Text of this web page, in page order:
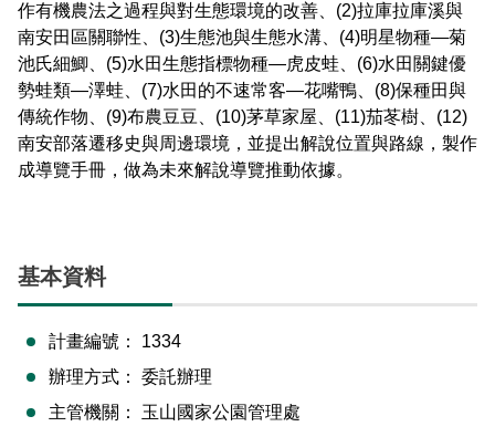
作有機農法之過程與對生態環境的改善、(2)拉庫拉庫溪與
南安田區關聯性、(3)生態池與生態水溝、(4)明星物種—菊
池氏細鯽、(5)水田生態指標物種—虎皮蛙、(6)水田關鍵優
勢蛙類—澤蛙、(7)水田的不速常客—花嘴鴨、(8)保種田與
傳統作物、(9)布農豆豆、(10)茅草家屋、(11)茄苳樹、(12)
南安部落遷移史與周邊環境，並提出解說位置與路線，製作
成導覽手冊，做為未來解說導覽推動依據。
基本資料
計畫編號：
1334
辦理方式：
委託辦理
主管機關：
玉山國家公園管理處